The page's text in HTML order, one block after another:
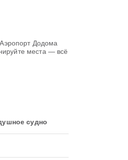
Аэропорт Додома
места — всё
судно